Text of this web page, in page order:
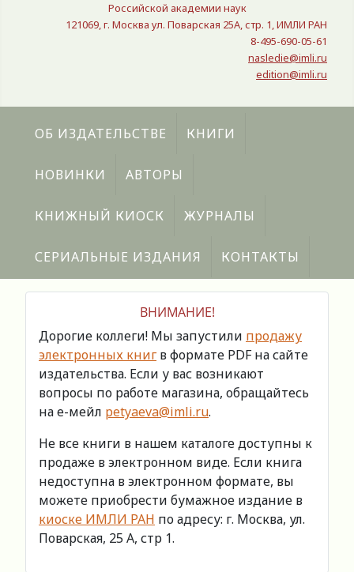
Российской академии наук
121069, г. Москва ул. Поварская 25A, стр. 1, ИМЛИ РАН
8-495-690-05-61
nasledie@imli.ru
edition@imli.ru
ОБ ИЗДАТЕЛЬСТВЕ КНИГИ
НОВИНКИ АВТОРЫ
КНИЖНЫЙ КИОСК ЖУРНАЛЫ
СЕРИАЛЬНЫЕ ИЗДАНИЯ КОНТАКТЫ
ВНИМАНИЕ!
Дорогие коллеги! Мы запустили продажу
электронных книг в формате PDF на сайте
издательства. Если у вас возникают
вопросы по работе магазина, обращайтесь
на е-мейл petyaeva@imli.ru.
Не все книги в нашем каталоге доступны к
продаже в электронном виде. Если книга
недоступна в электронном формате, вы
можете приобрести бумажное издание в
киоске ИМЛИ РАН по адресу: г. Москва, ул.
Поварская, 25 А, стр 1.